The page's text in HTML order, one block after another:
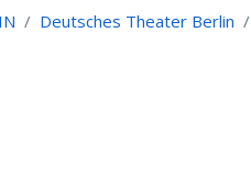
Deutsches Theater Berlin